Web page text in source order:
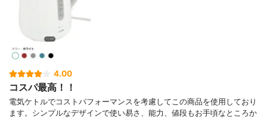
4.00
コスパ最高！！
電気ケトルでコストパフォーマンスを考慮してこの商品を使用しており
ます。シンプルなデザインで使い易さ、能力、値段もお手頃なところか